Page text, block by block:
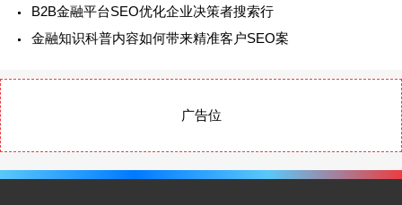
B2B金融平台SEO优化企业决策者搜索行
金融知识科普内容如何带来精准客户SEO案
广告位